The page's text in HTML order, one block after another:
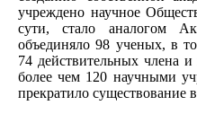
учреждено научное
сути, стало аналогом
объединяло 98 ученых, в
74 действительных члена
более чем 120 научными
прекратило существование